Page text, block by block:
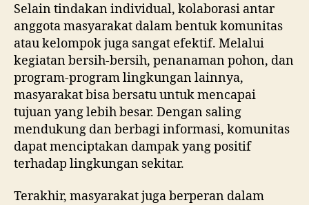
Selain tindakan individual, kolaborasi antar
anggota masyarakat dalam bentuk komunitas
atau kelompok juga sangat efektif. Melalui
kegiatan bersih-bersih, penanaman pohon, dan
program-program lingkungan lainnya,
masyarakat bisa bersatu untuk mencapai
tujuan yang lebih besar. Dengan saling
mendukung dan berbagi informasi, komunitas
dapat menciptakan dampak yang positif
terhadap lingkungan sekitar.
Terakhir, masyarakat juga berperan dalam